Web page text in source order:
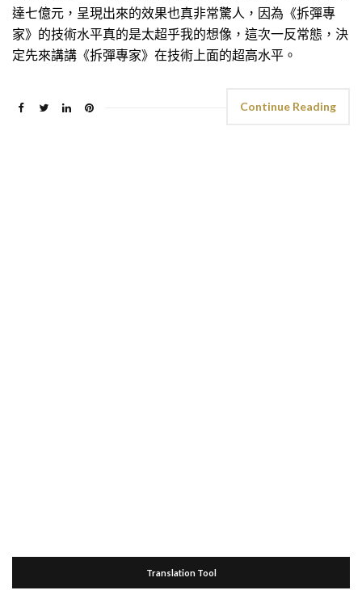
達七億元，呈現出來的效果也真非常驚人，因為《拆彈專
家》的技術水平真的是太超乎我的想像，這次一反常態，決
定先來講講《拆彈專家》在技術上面的超高水平。
Continue Reading
Translation Tool